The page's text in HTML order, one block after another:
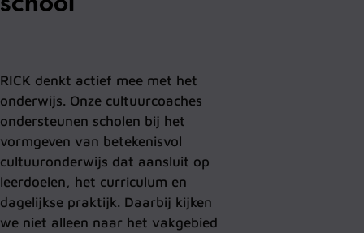
RICK denkt actief mee met het
onderwijs. Onze cultuurcoaches
ondersteunen scholen bij het
vormgeven van betekenisvol
cultuuronderwijs dat aansluit op
leerdoelen, het curriculum en
dagelijkse praktijk. Daarbij kijken
we niet alleen naar het vakgebied